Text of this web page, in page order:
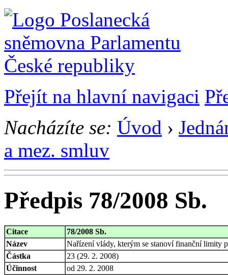
Přejít na hlavní navigaci
Nacházíte se: Úvod ›
a mez. smluv
Předpis 78/2008 Sb.
Citace
78/2008 Sb.
Název
Nařízení vlády, kterým se stanoví finanční limity
Částka
23 (29. 2. 2008)
Účinnost
od 29. 2. 2008